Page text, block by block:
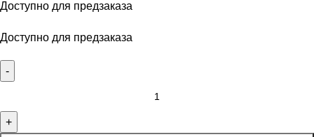
Доступно для предзаказа
Доступно для предзаказа